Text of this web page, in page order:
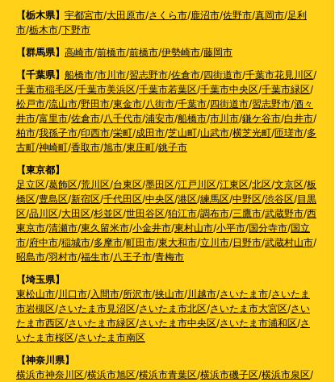
【栃木県】 宇都宮市/大田原市/さくら市/鹿沼市/佐野市/真岡市/足利
市/栃木市/下野市
【群馬県】 高崎市/前橋市/前橋市/伊勢崎市/藤岡市
【千葉県】 船橋市/市川市/習志野市/佐倉市/四街道市/千葉市花見川区/
千葉市稲毛区/千葉市美浜区/千葉市若葉区/千葉市中央区/千葉市緑区/
松戸市/流山市/野田市/東金市/八街市/千葉市/四街道市/習志野市/酒々
井市/富里市/佐倉市/八千代市/浦安市/船橋市/市川市/鎌ケ谷市/白井市/
柏市/我孫子市/印西市/栄町/成田市/芝山町/山武市/横芝光町/匝瑳市/多
古町/神崎町/香取市/旭市/東庄町/銚子市
【東京都】
足立区/葛飾区/荒川区/台東区/墨田区/江戸川区/江東区/北区/文京区/板
橋区/豊島区/新宿区/千代田区/中央区/港区/練馬区/中野区/渋谷区/目黒
区/品川区/大田区/杉並区/世田谷区/狛江市/調布市/三鷹市/武蔵野市/西
東京市/清瀬市/東久留米市/小金井市/東村山市/小平市/国分寺市/国立
市/府中市/稲城市/多摩市/町田市/東大和市/立川市/日野市/武蔵村山市/
昭島市/羽村市/福生市/八王子市/青梅市
【埼玉県】
東松山市/川口市/入間市/所沢市/挟山市/川越市/さいたま市/さいたま
市岩槻区/さいたま市見沼区/さいたま市北区/さいたま市大宮区/さい
たま市西区/さいたま市緑区/さいたま市中央区/さいたま市浦和区/さ
いたま市桜区/さいたま市南区
【神奈川県】
横浜市神奈川区/横浜市旭区/横浜市青葉区/横浜市磯子区/横浜市泉区/